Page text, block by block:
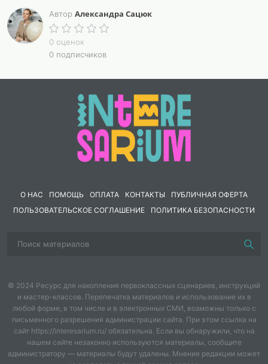
ПРАВОВАЯ ОТВЕТСТВЕННОСТЬ (10 заданий);
5.9 СЕМЕЙНОЕ ПРАВО. СЕМЬЯ И БРАК КАК
СОЦИАЛЬНО ПРАВОВЫЕ ИНСТИТУТЫ. ПОРЯДОК И
УСЛОВИЯ ЗАКЛЮЧЕНИЯ И РАСТОРЖЕНИЯ БРАКА.
(СУПРУГОВ, РОДИТЕЛЕЙ И ДЕТЕЙ) (10 заданий).
Преимущества данной разработки в том, что не
нужно самостоятельно искать задания по конкретной
теме кодификатора, строгий и минималистичный
дизайн, ответы в конце, задания прошлых лет из
Автор Александра Сацюк
0 оценок
0 подписчиков
О НАС ПОМОЩЬ ОПЛАТА КОНТАКТЫ
ПУБЛИЧНАЯ ОФЕРТА
ПОЛЬЗОВАТЕЛЬСКОЕ СОГЛАШЕНИЕ
ПОЛИТИКА БЕЗОПАСНОСТИ
© 2024 Ресурс для накопления первоклассных сценариев, инструкций
и мастер-классов. Перепечатка материалов и использование их в
любой форме, в том числе и в электронных СМИ, возможны только с
письменного разрешения администрации сайта. При этом ссылка на
сайт https://interesarium.ru/ обязательна. Если вы обнаружили, что на
нашем сайте незаконно используются материалы, сообщите
администратору — материалы будут удалены. Мнение редакции может